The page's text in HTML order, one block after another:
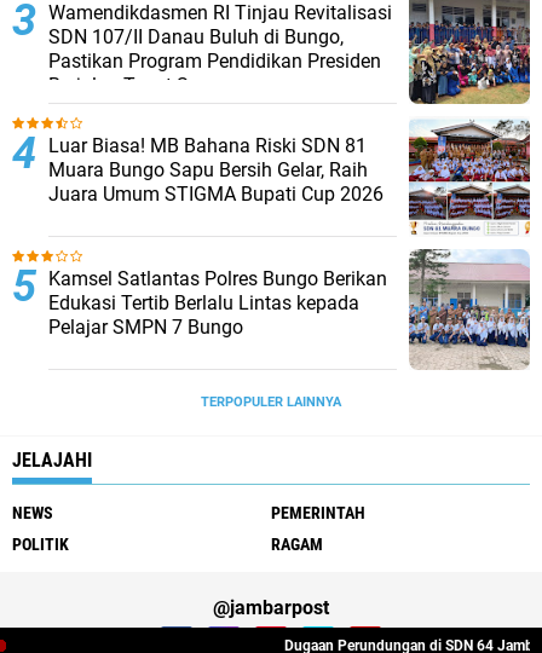
Wamendikdasmen RI Tinjau Revitalisasi
SDN 107/II Danau Buluh di Bungo,
Pastikan Program Pendidikan Presiden
Berjalan Tepat Sasaran
Luar Biasa! MB Bahana Riski SDN 81
Muara Bungo Sapu Bersih Gelar, Raih
Juara Umum STIGMA Bupati Cup 2026
Kamsel Satlantas Polres Bungo Berikan
Edukasi Tertib Berlalu Lintas kepada
Pelajar SMPN 7 Bungo
TERPOPULER LAINNYA
JELAJAHI
NEWS
PEMERINTAH
POLITIK
RAGAM
@jambarpost
Dugaan Perundungan di SDN 64 Jambi: Guru